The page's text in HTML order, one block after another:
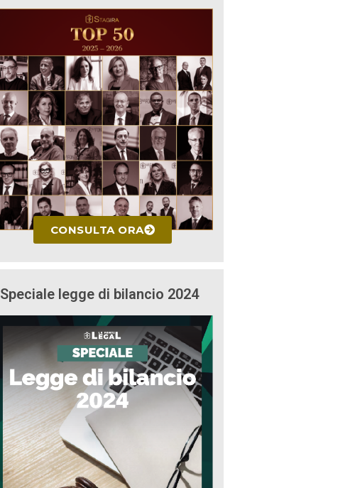
CONSULTA ORA
Speciale legge di bilancio 2024